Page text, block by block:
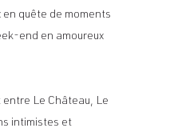
quête de moments
end en amoureux
Le Château, Le
intimistes et